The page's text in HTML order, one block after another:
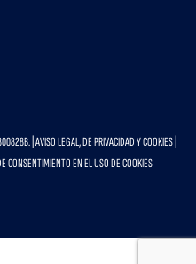
| AVISO LEGAL, DE PRIVACIDAD Y COOKIES
CONSENTIMIENTO EN EL USO DE COOKIES